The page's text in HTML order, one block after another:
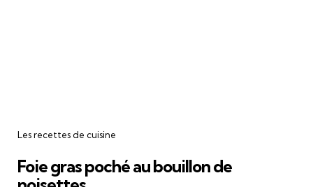
Les recettes de cuisine
Foie gras poché au bouillon de